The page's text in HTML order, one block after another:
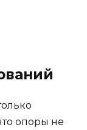
опоры не